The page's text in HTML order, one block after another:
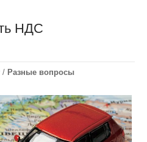
НДС
/ Разные вопросы